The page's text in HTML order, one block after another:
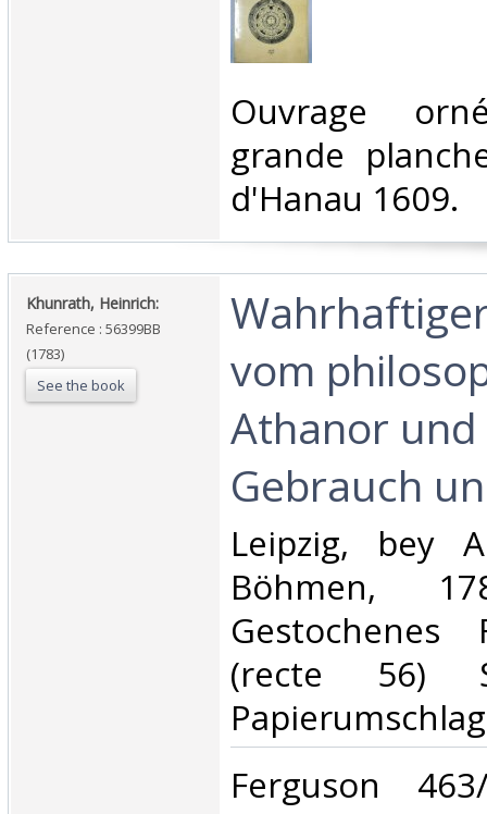
‎Ouvrage
grande
d'Hanau 1609. ‎
‎Khunrath, Heinrich:‎
Reference : 56399BB
(1783)
See the book
vom
Athanor und
Gebrauch
‎Leipzig, bey
Böhmen,
Gestochenes
(recte 56)
‎Ferguson